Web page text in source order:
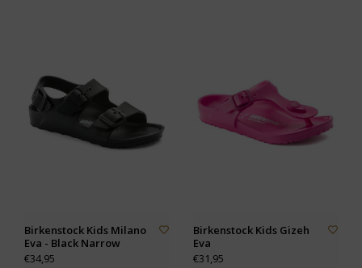
Birkenstock Kids Milano
Eva - Black Narrow
€34,95
Birkenstock Kids Gizeh
Eva
€31,95